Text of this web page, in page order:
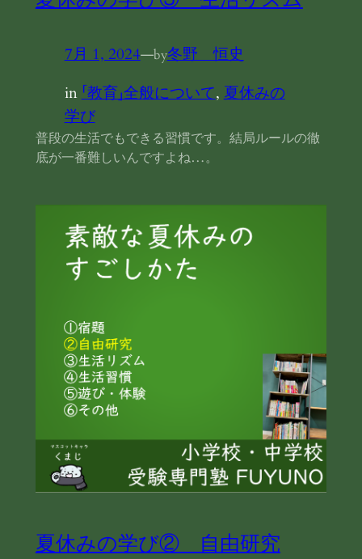
7月 1, 2024—by冬野 恒史
in「教育」全般について, 夏休みの
学び
普段の生活でもできる習慣です。結局ルールの徹
底が一番難しいんですよね…。
夏休みの学び② 自由研究